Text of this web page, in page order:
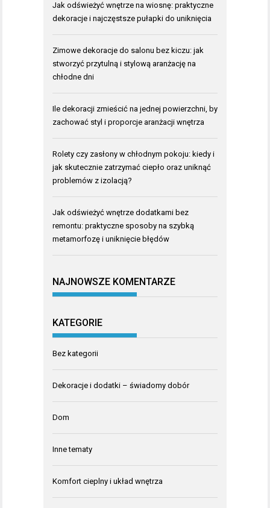
Jak odświeżyć wnętrze na wiosnę: praktyczne
dekoracje i najczęstsze pułapki do uniknięcia
Zimowe dekoracje do salonu bez kiczu: jak
stworzyć przytulną i stylową aranżację na
chłodne dni
Ile dekoracji zmieścić na jednej powierzchni, by
zachować styl i proporcje aranżacji wnętrza
Rolety czy zasłony w chłodnym pokoju: kiedy i
jak skutecznie zatrzymać ciepło oraz uniknąć
problemów z izolacją?
Jak odświeżyć wnętrze dodatkami bez
remontu: praktyczne sposoby na szybką
metamorfozę i uniknięcie błędów
NAJNOWSZE KOMENTARZE
KATEGORIE
Bez kategorii
Dekoracje i dodatki – świadomy dobór
Dom
Inne tematy
Komfort cieplny i układ wnętrza